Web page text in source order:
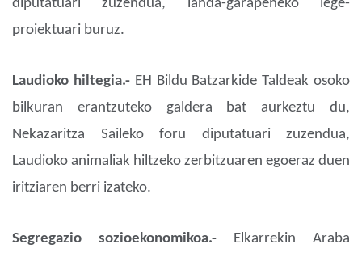
diputatuari zuzendua, landa-garapeneko lege-
proiektuari buruz.
Laudioko hiltegia.- EH Bildu Batzarkide Taldeak osoko
bilkuran erantzuteko galdera bat aurkeztu du,
Nekazaritza Saileko foru diputatuari zuzendua,
Laudioko animaliak hiltzeko zerbitzuaren egoeraz duen
iritziaren berri izateko.
Segregazio sozioekonomikoa.- Elkarrekin Araba